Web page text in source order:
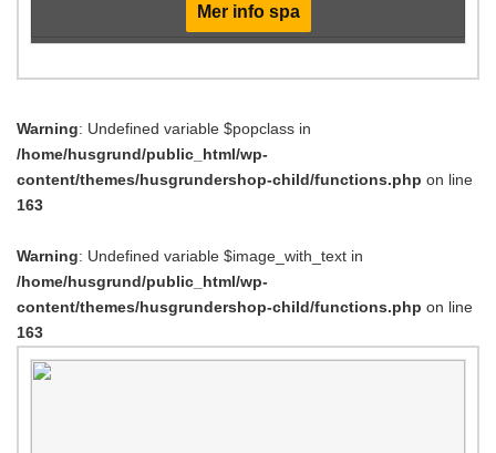
Mer info spa
Warning: Undefined variable $popclass in
/home/husgrund/public_html/wp-
content/themes/husgrundershop-child/functions.php on line
163
Warning: Undefined variable $image_with_text in
/home/husgrund/public_html/wp-
content/themes/husgrundershop-child/functions.php on line
163